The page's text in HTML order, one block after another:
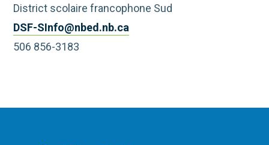
District scolaire francophone Sud
DSF-SInfo@nbed.nb.ca
506 856-3183